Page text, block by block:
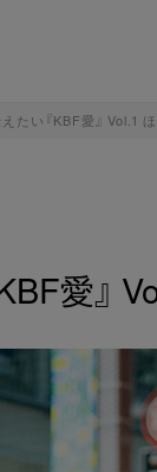
たい『KBF愛』 Vol.1
愛』